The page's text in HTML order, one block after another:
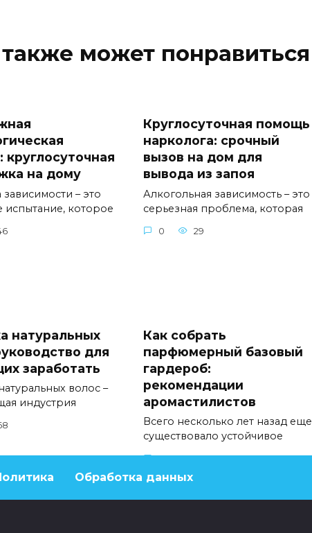
может понравиться
на дому
– это
испытание, которое
Круглосуточная помощь
нарколога: срочный
вызов на дом для
вывода из запоя
Алкогольная зависимость – это
серьезная проблема, которая
0 29
натуральных
для
заработать
волос –
индустрия
Как собрать
парфюмерный базовый
гардероб:
рекомендации
аромастилистов
Всего несколько лет назад еще
существовало устойчивое
0 47
Обработка данных